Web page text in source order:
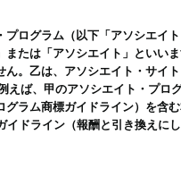
ログラム（以下「アソシエイ
または「アソシエイト」とい
。乙は、アソシエイト・サイ
えば、甲のアソシエイト・プ
グラム商標ガイドライン）を
ドライン（報酬と引き換えに